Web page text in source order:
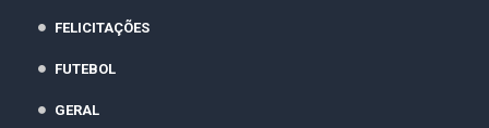
FELICITAÇÕES
FUTEBOL
GERAL